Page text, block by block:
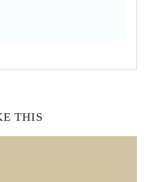
THIS